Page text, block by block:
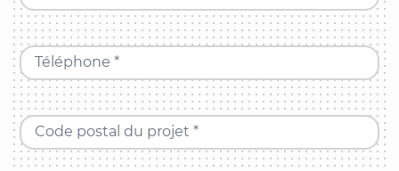
Téléphone *
Code postal du projet *